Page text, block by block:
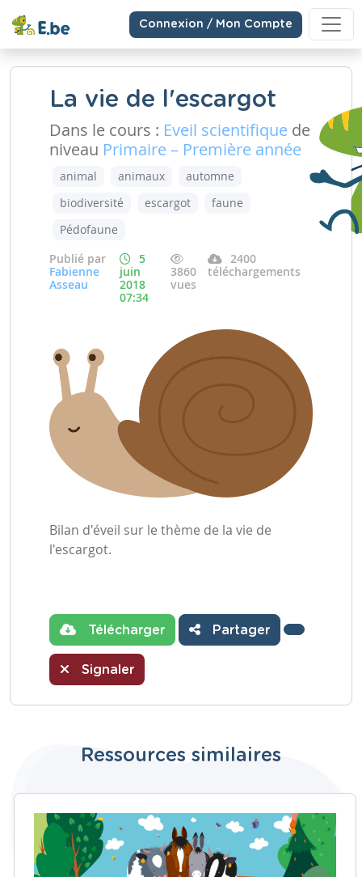
Connexion / Mon Compte
La vie de l'escargot
Dans le cours : Eveil scientifique de
niveau Primaire – Première année
animal animaux
automne
biodiversité
escargot
faune
Pédofaune
Publié par
Fabienne
Asseau
5
juin
2018
07:34
3860
vues
2400
téléchargements
Bilan d'éveil sur le thème de la vie de
l'escargot.
Télécharger Partager
Signaler
Ressources similaires